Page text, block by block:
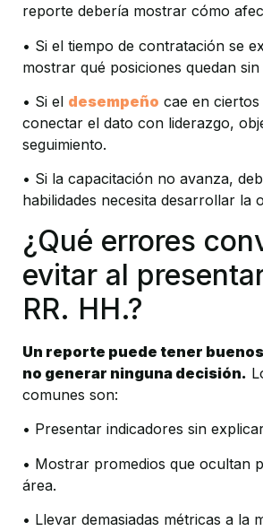
reporte debería mostrar cómo
• Si el tiempo de contratación se
mostrar qué posiciones quedan
• Si el desempeño cae en
conectar el dato con liderazgo,
seguimiento.
• Si la capacitación no avanza,
habilidades necesita desarrollar la
¿Qué errores
evitar al
RR. HH.?
Un reporte puede tener
no generar ninguna decisión.
comunes son:
• Presentar indicadores sin
• Mostrar promedios que ocultan
área.
• Llevar demasiadas métricas a la